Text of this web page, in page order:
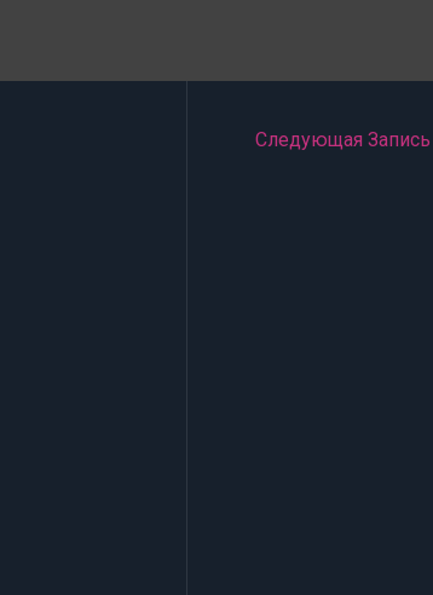
Следующая Запись